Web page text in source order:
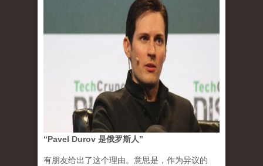
“Pavel Durov 是俄罗斯人”
有朋友给出了这个理由。意思是，作为异议的